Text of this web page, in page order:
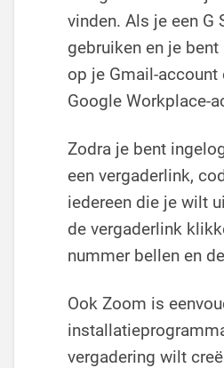
vinden. Als je een G
gebruiken en je
op je Gmail-account
Google Workplace-
Zodra je bent
een vergaderlink,
iedereen die je wilt
de vergaderlink
nummer bellen en
Ook Zoom is
vergadering wilt